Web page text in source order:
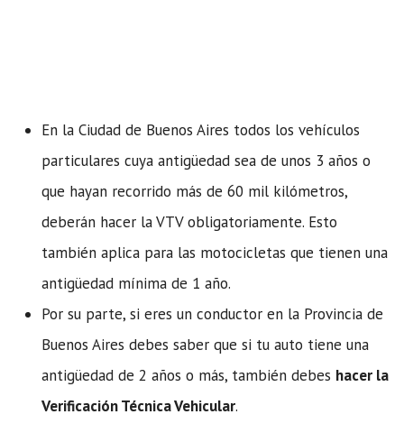
En la Ciudad de Buenos Aires todos los vehículos
particulares cuya antigüedad sea de unos 3 años o
que hayan recorrido más de 60 mil kilómetros,
deberán hacer la VTV obligatoriamente. Esto
también aplica para las motocicletas que tienen una
antigüedad mínima de 1 año.
Por su parte, si eres un conductor en la Provincia de
Buenos Aires debes saber que si tu auto tiene una
antigüedad de 2 años o más, también debes hacer la
Verificación Técnica Vehicular.